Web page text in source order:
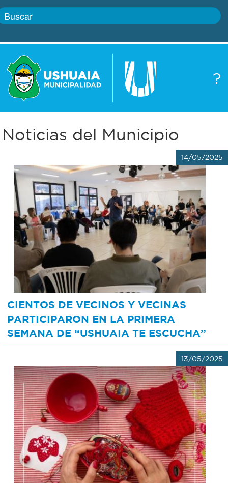
?
Boletín
Autoridades
Defensa
civil
Zoonosis
Bromatología
Rentas
Municipal
Mi
bondi
Boleto
estudiantil
Recorrido
colectivos
Recarga
Gobierno
Trámites
Transparencia
Actualidad
Correo
Personal
municipal
Noticias del Municipio
14/05/2025
CIENTOS DE VECINOS Y VECINAS
PARTICIPARON EN LA PRIMERA
SEMANA DE “USHUAIA TE ESCUCHA”
13/05/2025